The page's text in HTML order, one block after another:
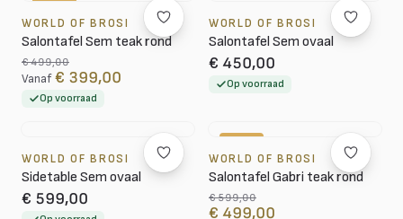
WORLD OF BROSI
Salontafel Sem teak rond
€ 499,00
Vanaf € 399,00
Op voorraad
WORLD OF BROSI
Salontafel Sem ovaal
€ 450,00
Op voorraad
WORLD OF BROSI
Sidetable Sem ovaal
€ 599,00
WORLD OF BROSI
Salontafel Gabri teak rond
€ 599,00
€ 499,00